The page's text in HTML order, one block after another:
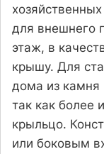
для внешнего
этаж, в
крышу. Для
дома из камня
так как более
крыльцо.
или боковым